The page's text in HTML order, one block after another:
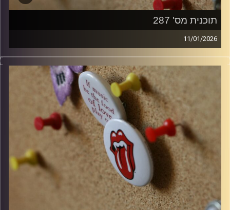
תוכנית מס' 287
11/01/2026
סינגלים חדשים ישראלים ו10 שנים למותו של דיוויד בואי
włodi